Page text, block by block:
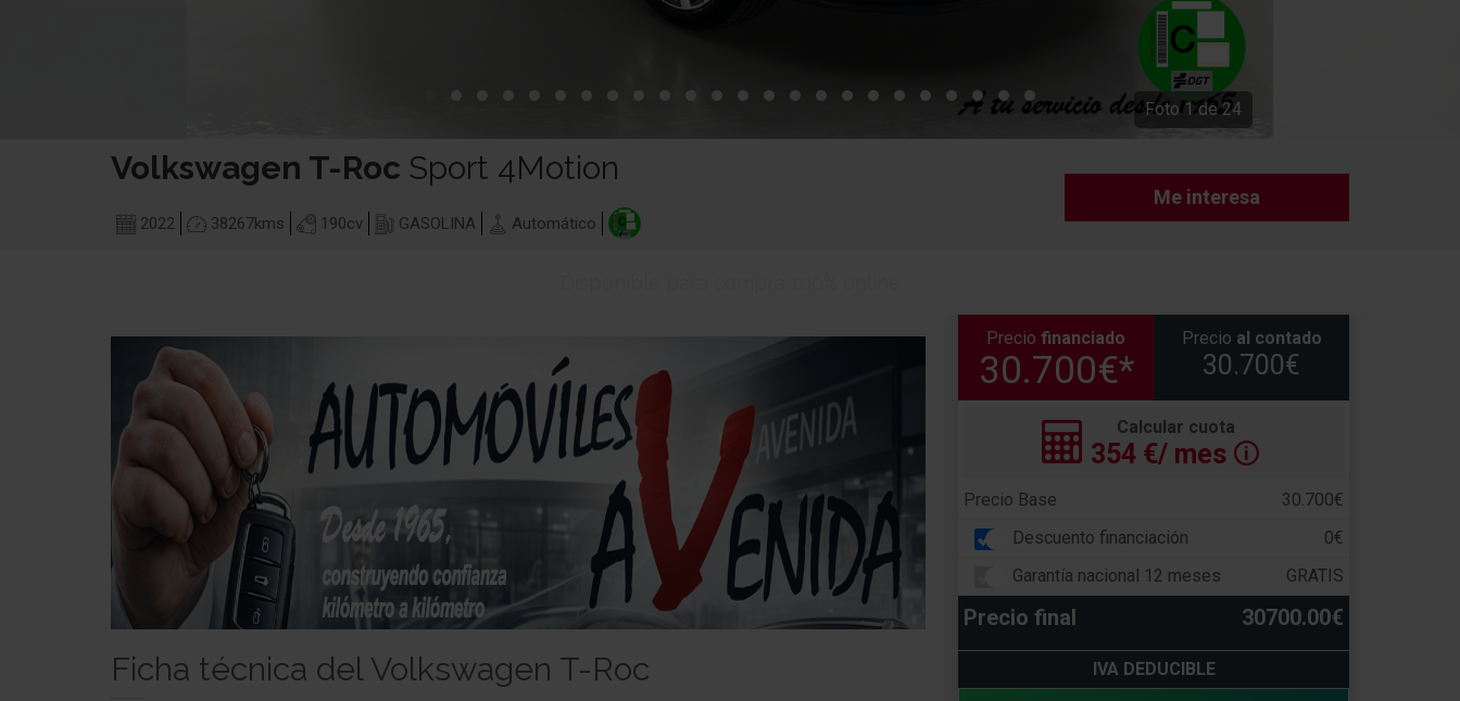
Foto 1 de 24
Volkswagen T-Roc Sport 4Motion
2022 38267kms 190cv GASOLINA Automático
Me interesa
Ficha técnica del Volkswagen T-Roc
Precio financiado
30.700€*
Precio al contado
30.700€
Calcular cuota
354 €/ mes 🛈
Precio Base
30.700€
Descuento financiación
0€
Garantía nacional 12 meses
GRATIS
Precio final 30700.00€
IVA DEDUCIBLE